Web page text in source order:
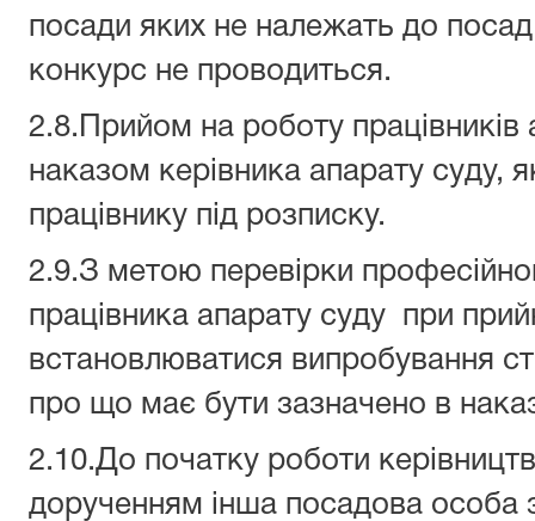
посади яких не належать до
конкурс не проводиться.
2.8.Прийом на роботу
наказом керівника апарату суду,
працівнику під розписку.
2.9.З метою перевірки
працівника апарату суду при
встановлюватися випробування
про що має бути зазначено в
2.10.До початку роботи
дорученням інша посадова особа